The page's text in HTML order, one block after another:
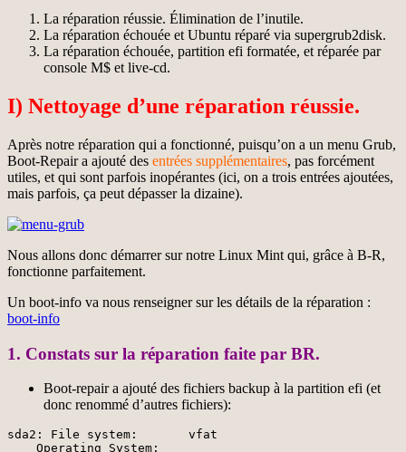
La réparation réussie. Élimination de l’inutile.
La réparation échouée et Ubuntu réparé via supergrub2disk.
La réparation échouée, partition efi formatée, et réparée par
console M$ et live-cd.
I) Nettoyage d’une réparation réussie.
Après notre réparation qui a fonctionné, puisqu’on a un menu Grub,
Boot-Repair a ajouté des entrées supplémentaires, pas forcément
utiles, et qui sont parfois inopérantes (ici, on a trois entrées ajoutées,
mais parfois, ça peut dépasser la dizaine).
Nous allons donc démarrer sur notre Linux Mint qui, grâce à B-R,
fonctionne parfaitement.
Un boot-info va nous renseigner sur les détails de la réparation :
boot-info
1. Constats sur la réparation faite par BR.
Boot-repair a ajouté des fichiers backup à la partition efi (et
donc renommé d’autres fichiers):
sda2: File system:       vfat
    Operating System: